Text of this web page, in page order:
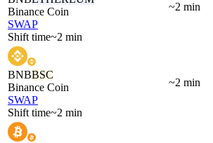
Binance Coin
SWAP
Shift time~2 min
~2 min
BNBBSC
Binance Coin
SWAP
Shift time~2 min
~2 min